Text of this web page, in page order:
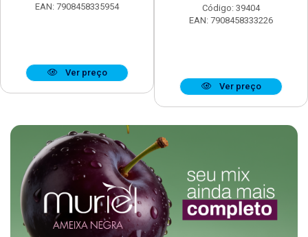
EAN: 7908458335954
Ver preço
Código: 39404
EAN: 7908458333226
Ver preço